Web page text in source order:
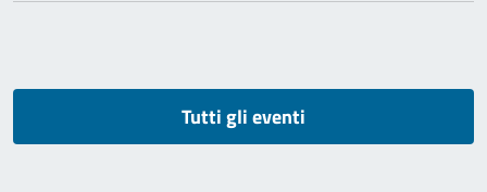
Tutti gli eventi